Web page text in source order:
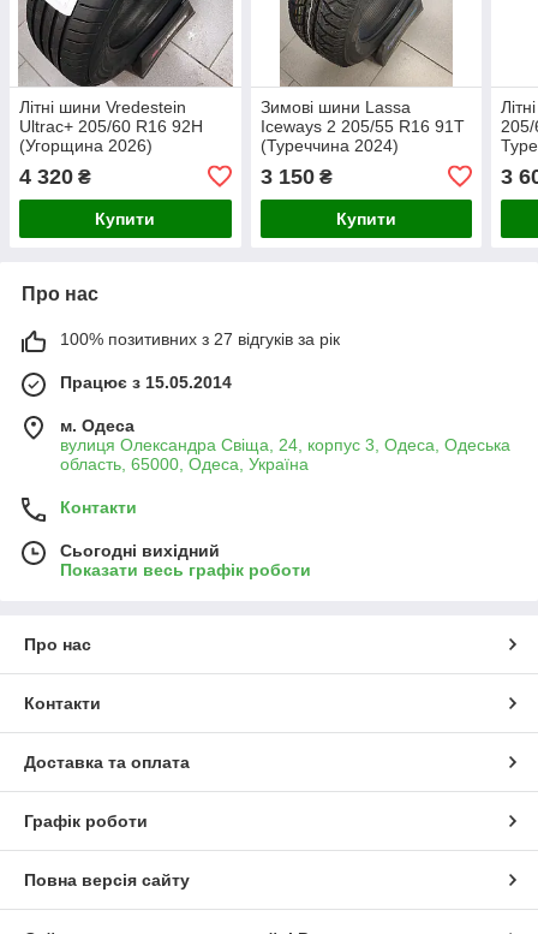
Літні шини Vredestein
Ultrac+ 205/60 R16 92H
(Угорщина 2026)
4 320 ₴
Купити
Зимові шини Lassa
Iceways 2 205/55 R16 91T
(Туреччина 2024)
3 150₴
Купити
3
Про нас
100% позитивних з 27 відгуків за рік
Працює з 15.05.2014
м. Одеса
вулиця Олександра Свіща, 24, корпус 3, Одеса, Одеська
область, 65000, Одеса, Україна
Контакти
Сьогодні вихідний
Показати весь графік роботи
Про нас
Контакти
Доставка та оплата
Графік роботи
Повна версія сайту